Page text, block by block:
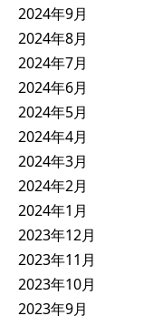
2024年9月
2024年8月
2024年7月
2024年6月
2024年5月
2024年4月
2024年3月
2024年2月
2024年1月
2023年12月
2023年11月
2023年10月
2023年9月